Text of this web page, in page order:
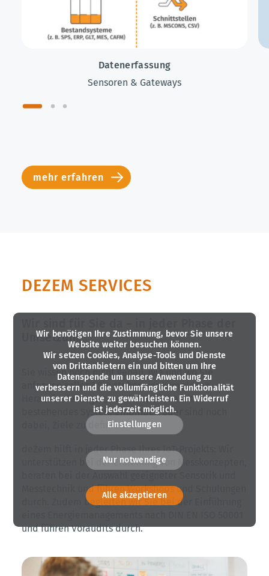
Datenerfassung
Sensoren & Gateways
mehr erfahren
DEZEM SERVICES
Umsetzung
Sie wissen noch nicht genau, wie und wo Sie
anfangen sollen? Sie stehen vor komplexen
Herausforderungen, möchten ein bereits
bestehendes System einbinden oder sind noch
dabei, Ziele zu definieren?
deZem hilft in jeder Phase Ihres IoT-Projekts: Wir
unterstützen bei der Erstellung von Messkonzepten,
Messtechnik und führen Workshops und Schulungen
durch. Zudem begleiten wir Sie bei der Einführung
und führen Voraudits durch.
Wir benötigen Ihre Zustimmung, bevor Sie unsere
Website weiter besuchen können.
Wir setzen Cookies, Analyse-Tools und Dienste
von Drittanbietern ein und bitten um Ihre
Datenspende um unsere Anwendung zu
verbessern und die vollumfängliche Funktionalität
unserer Dienste zu gewährleisten. Ein Widerruf
ist jederzeit möglich.
Einstellungen
Nur notwendige
Alle akzeptieren